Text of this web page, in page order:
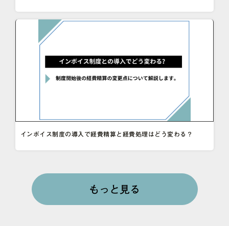
インボイス制度の導入で経費精算と経費処理はどう変わる？
もっと見る